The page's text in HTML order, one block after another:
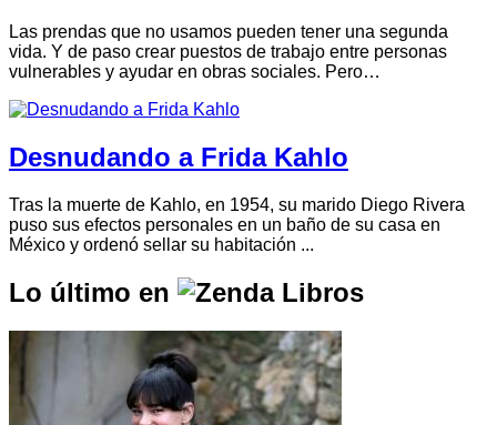
Las prendas que no usamos pueden tener una segunda
vida. Y de paso crear puestos de trabajo entre personas
vulnerables y ayudar en obras sociales. Pero…
Desnudando a Frida Kahlo
Tras la muerte de Kahlo, en 1954, su marido Diego Rivera
puso sus efectos personales en un baño de su casa en
México y ordenó sellar su habitación ...
Lo último en